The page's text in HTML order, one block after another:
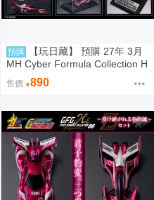
預購
【玩日藏】 預購 27年 3月
MH Cyber Formula Collection H
eritage Edition CFC HE 閃電霹
靂車 繼承之豹魂 Aoi 美洲豹 Z-7
售價 890